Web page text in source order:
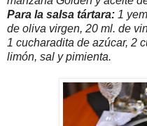
Para la salsa tártara: 1
de oliva virgen, 20 ml. de
1 cucharadita de azúcar, 2
limón, sal y pimienta.